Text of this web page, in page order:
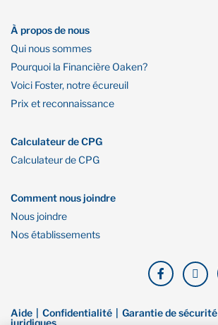
À propos de nous
Qui nous sommes
Pourquoi la Financière Oaken?
Voici Foster, notre écureuil
Prix et reconnaissance
Calculateur de CPG
Calculateur de CPG
Comment nous joindre
Nous joindre
Nos établissements
Aide Confidentialité Garantie de sécurité
juridiques